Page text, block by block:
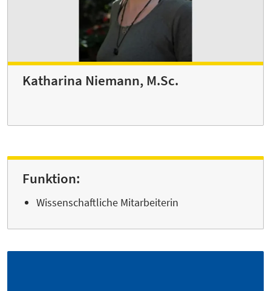
Katharina Niemann, M.Sc.
Funktion:
Wissenschaftliche Mitarbeiterin